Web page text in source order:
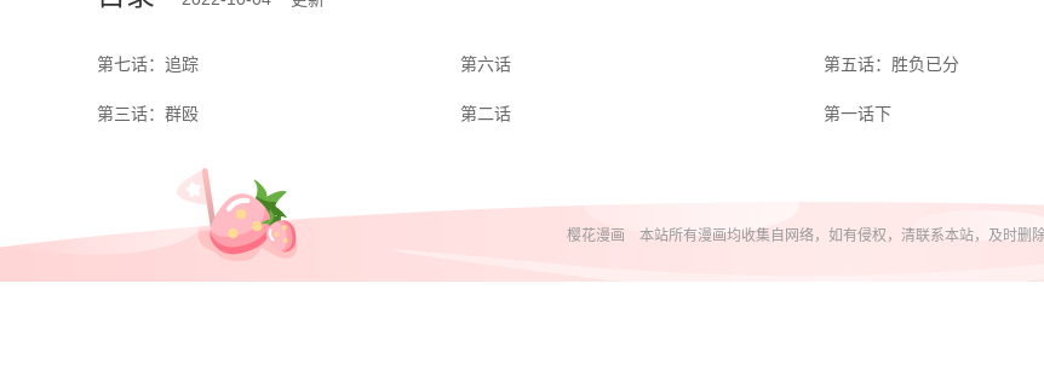
第七话：追踪 第六话 第五话：胜负已分
第三话：群殴 第二话 第一话下
樱花漫画 本站所有漫画均收集自网络，如有侵权，清联系本站，及时删除